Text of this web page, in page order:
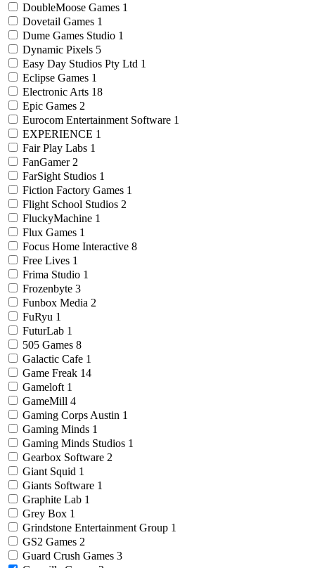
DoubleMoose Games 1
Dovetail Games 1
Dume Games Studio 1
Dynamic Pixels 5
Easy Day Studios Pty Ltd 1
Eclipse Games 1
Electronic Arts 18
Epic Games 2
Eurocom Entertainment Software 1
EXPERIENCE 1
Fair Play Labs 1
FanGamer 2
FarSight Studios 1
Fiction Factory Games 1
Flight School Studios 2
FluckyMachine 1
Flux Games 1
Focus Home Interactive 8
Free Lives 1
Frima Studio 1
Frozenbyte 3
Funbox Media 2
FuRyu 1
FuturLab 1
505 Games 8
Galactic Cafe 1
Game Freak 14
Gameloft 1
GameMill 4
Gaming Corps Austin 1
Gaming Minds 1
Gaming Minds Studios 1
Gearbox Software 2
Giant Squid 1
Giants Software 1
Graphite Lab 1
Grey Box 1
Grindstone Entertainment Group 1
GS2 Games 2
Guard Crush Games 3